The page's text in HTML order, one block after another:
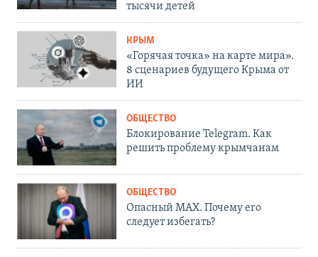
тысячи детей
КРЫМ
«Горячая точка» на карте мира».
8 сценариев будущего Крыма от
ИИ
ОБЩЕСТВО
Блокирование Telegram. Как
решить проблему крымчанам
ОБЩЕСТВО
Опасный MAX. Почему его
следует избегать?